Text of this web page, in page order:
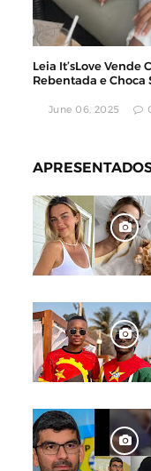
Leia It’sLove Vende
Rebentada e Choca
June 06, 2025